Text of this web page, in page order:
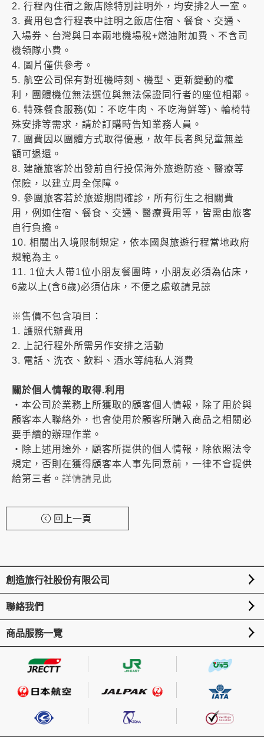
2. 行程內住宿之飯店除特別註明外，均安排2人一室。
3. 費用包含行程表中註明之飯店住宿、餐食、交通、
入場券、台灣與日本兩地機場稅+燃油附加費、不含司
機領隊小費。
4. 圖片僅供參考。
5. 航空公司保有對班機時刻、機型、更新變動的權
利，團體機位無法選位與無法保證同行者的座位相鄰。
6. 特殊餐食服務(如：不吃牛肉、不吃海鮮等)、輪椅特
殊安排等需求，請於訂購時告知業務人員。
7. 團費因以團體方式取得優惠，故年長者與兒童無差
額可退還。
8. 建議旅客於出發前自行投保海外旅遊防疫、醫療等
保險，以建立周全保障。
9. 參團旅客若於旅遊期間確診，所有衍生之相關費
用，例如住宿、餐食、交通、醫療費用等，皆需由旅客
自行負擔。
10. 相關出入境限制規定，依本國與旅遊行程當地政府
規範為主。
11. 1位大人帶1位小朋友餐團時，小朋友必須為佔床，
6歲以上(含6歲)必須佔床，不便之處敬請見諒
※售價不包含項目：
1. 護照代辦費用
2. 上記行程外所需另作安排之活動
3. 電話、洗衣、飲料、酒水等純私人消費
關於個人情報的取得.利用
・本公司於業務上所獲取的顧客個人情報，除了用於與
顧客本人聯絡外，也會使用於顧客所購入商品之相關必
要手續的辦理作業。
・除上述用途外，顧客所提供的個人情報，除依照法令
規定，否則在獲得顧客本人事先同意前，一律不會提供
給第三者。 詳情請見此
回上一頁
創造旅行社股份有限公司
聯絡我們
商品服務一覽